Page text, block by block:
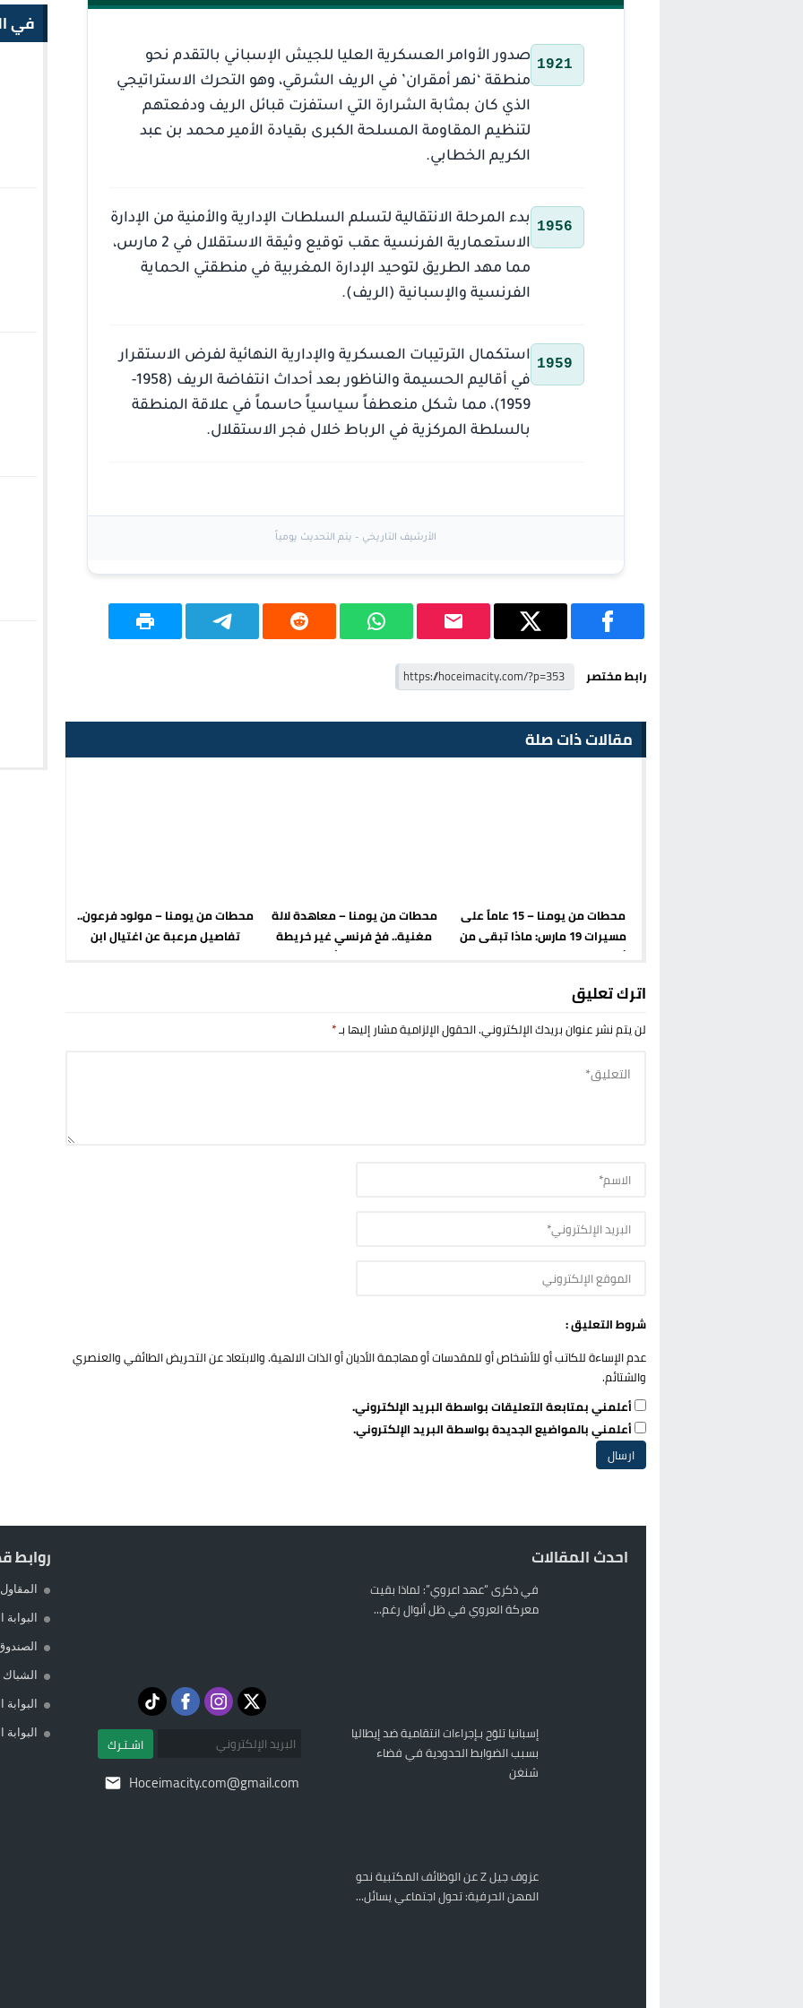
1921 صدور الأوامر العسكرية العليا للجيش الإسباني بالتقدم نحو
منطقة ‘نهر أمقران’ في الريف الشرقي، وهو التحرك الاستراتيجي
الذي كان بمثابة الشرارة التي استفزت قبائل الريف ودفعتهم
لتنظيم المقاومة المسلحة الكبرى بقيادة الأمير محمد بن عبد
الكريم الخطابي.
1956 بدء المرحلة الانتقالية لتسلم السلطات الإدارية والأمنية من الإدارة
الاستعمارية الفرنسية عقب توقيع وثيقة الاستقلال في 2 مارس،
مما مهد الطريق لتوحيد الإدارة المغربية في منطقتي الحماية
الفرنسية والإسبانية (الريف).
1959 استكمال الترتيبات العسكرية والإدارية النهائية لفرض الاستقرار
في أقاليم الحسيمة والناظور بعد أحداث انتفاضة الريف (1958-
1959)، مما شكل منعطفاً سياسياً حاسماً في علاقة المنطقة
بالسلطة المركزية في الرباط خلال فجر الاستقلال.
الأرشيف التاريخي – يتم التحديث يومياً
رابط مختصر
مقالات ذات صلة
محطات من يومنا – 15 عاماً على
مسيرات 19 مارس: ماذا تبقى من
أحلام التغيير في شوارع الحسيمة
محطات من يومنا – معاهدة لالة
مغنية.. فخ فرنسي غير خريطة
المغرب للأبد
محطات من يومنا – مولود فرعون..
تفاصيل مرعبة عن اغتيال ابن
اترك تعليق
لن يتم نشر عنوان بريدك الإلكتروني.الحقول الإلزامية مشار إليها بـ*
شروط التعليق :
عدم الإساءة للكاتب أو للأشخاص أو للمقدسات أو مهاجمة الأديان أو الذات الالهية. والابتعاد عن التحريض الطائفي والعنصري
والشتائم.
أعلمني بمتابعة التعليقات بواسطة البريد الإلكتروني.
أعلمني بالمواضيع الجديدة بواسطة البريد الإلكتروني.
في
احدث المقالات
في ذكرى “عهد اعروي”: لماذا بقيت
معركة العروي في ظل أنوال رغم...
إسبانيا تلوّح بـإجراءات انتقامية ضد إيطاليا
بسبب الضوابط الحدودية في فضاء
شنغن
عزوف جيل Z عن الوظائف المكتبية نحو
المهن الحرفية: تحول اجتماعي يسائل...
اشـتـرك
Hoceimacity.com@gmail.com
روابط
الشباك